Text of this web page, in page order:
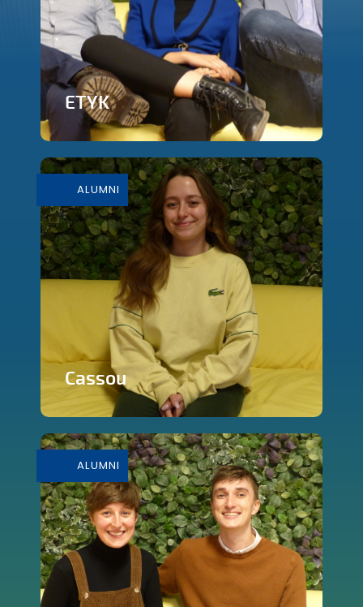
ETYK
En savoir plus
ALUMNI
Cassou
En savoir plus
ALUMNI